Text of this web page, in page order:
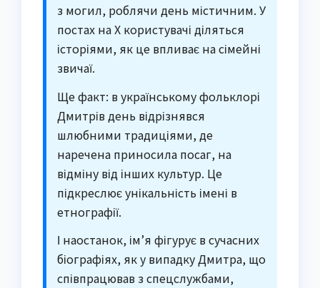
з могил, роблячи день містичним. У
постах на X користувачі діляться
історіями, як це впливає на сімейні
звичаї.
Ще факт: в українському фольклорі
Дмитрів день відрізнявся
шлюбними традиціями, де
наречена приносила посаг, на
відміну від інших культур. Це
підкреслює унікальність імені в
етнографії.
І наостанок, ім’я фігурує в сучасних
біографіях, як у випадку Дмитра, що
співпрацював з спецслужбами,